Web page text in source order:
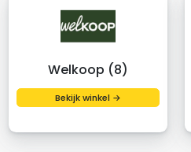
Welkoop (8)
Bekijk winkel →